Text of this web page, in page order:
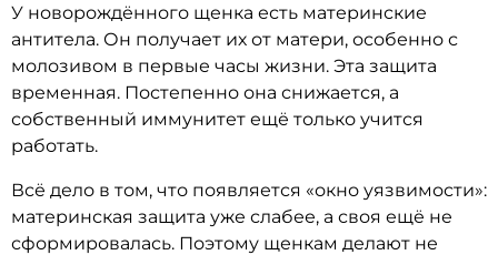
У новорождённого щенка есть материнские
антитела. Он получает их от матери, особенно с
молозивом в первые часы жизни. Эта защита
временная. Постепенно она снижается, а
собственный иммунитет ещё только учится
работать.
Всё дело в том, что появляется «окно уязвимости»:
материнская защита уже слабее, а своя ещё не
сформировалась. Поэтому щенкам делают не